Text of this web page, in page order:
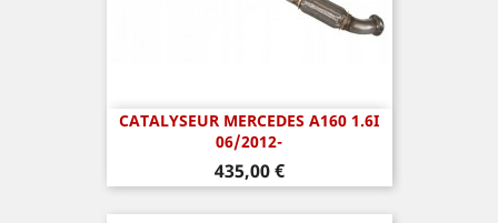
CATALYSEUR MERCEDES A160 1.6I
06/2012-
Prix
435,00 €